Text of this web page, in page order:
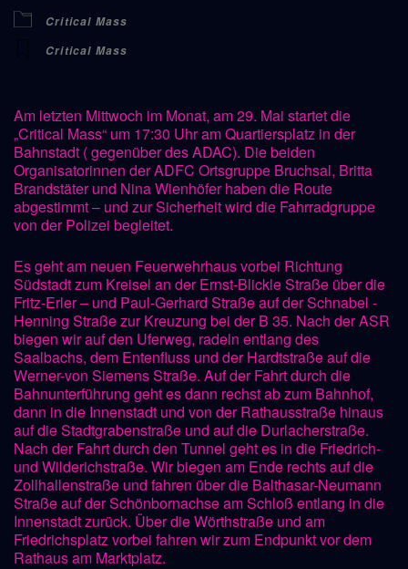
Critical Mass
Critical Mass
Am letzten Mittwoch im Monat, am 29. Mai startet die
„Critical Mass“ um 17:30 Uhr am Quartiersplatz in der
Bahnstadt ( gegenüber des ADAC). Die beiden
Organisatorinnen der ADFC Ortsgruppe Bruchsal, Britta
Brandstäter und Nina Wienhöfer haben die Route
abgestimmt – und zur Sicherheit wird die Fahrradgruppe
von der Polizei begleitet.
Es geht am neuen Feuerwehrhaus vorbei Richtung
Südstadt zum Kreisel an der Ernst-Blickle Straße über die
Fritz-Erler – und Paul-Gerhard Straße auf der Schnabel -
Henning Straße zur Kreuzung bei der B 35. Nach der ASR
biegen wir auf den Uferweg, radeln entlang des
Saalbachs, dem Entenfluss und der Hardtstraße auf die
Werner-von Siemens Straße. Auf der Fahrt durch die
Bahnunterführung geht es dann rechst ab zum Bahnhof,
dann in die Innenstadt und von der Rathausstraße hinaus
auf die Stadtgrabenstraße und auf die Durlacherstraße.
Nach der Fahrt durch den Tunnel geht es in die Friedrich-
und Wilderichstraße. Wir biegen am Ende rechts auf die
Zollhallenstraße und fahren über die Balthasar-Neumann
Straße auf der Schönbornachse am Schloß entlang in die
Innenstadt zurück. Über die Wörthstraße und am
Friedrichsplatz vorbei fahren wir zum Endpunkt vor dem
Rathaus am Marktplatz.